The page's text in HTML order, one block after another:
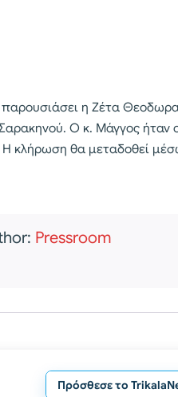
η Ζέτα
Ο κ. Μάγγος ήταν ο
Η κλήρωση θα μεταδοθεί
Pressroom
Πρόσθεσε το